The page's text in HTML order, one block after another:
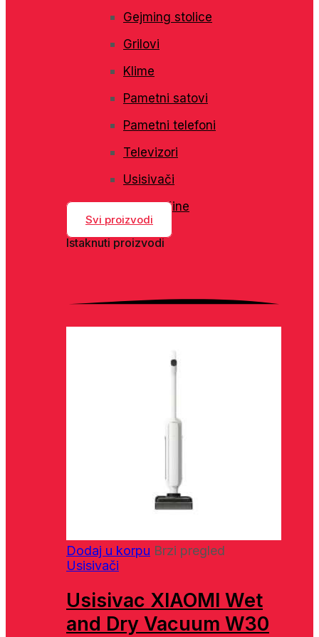
Gejming stolice
Grilovi
Klime
Pametni satovi
Pametni telefoni
Televizori
Usisivači
Veš mašine
Svi proizvodi
Istaknuti proizvodi
Dodaj u korpu Brzi pregled
Usisivači
Usisivac XIAOMI Wet
and Dry Vacuum W30